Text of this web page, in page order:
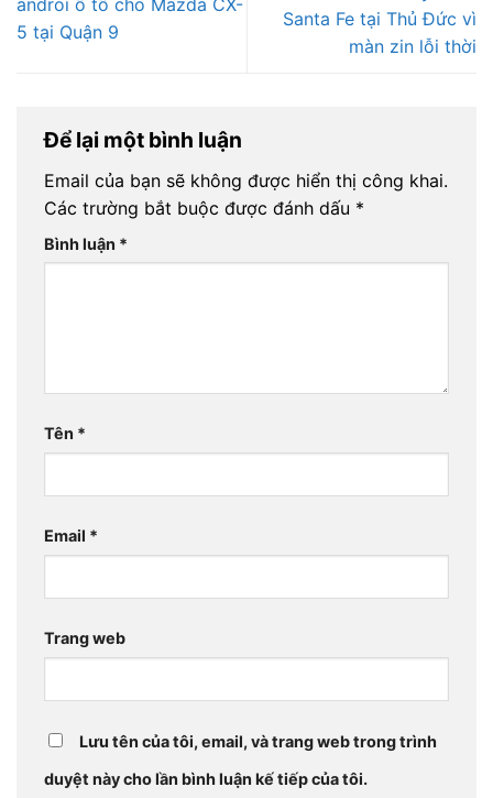
androi ô tô cho Mazda CX-
5 tại Quận 9
Santa Fe tại Thủ Đức vì
màn zin lỗi thời
Để lại một bình luận
Email của bạn sẽ không được hiển thị công khai.
Các trường bắt buộc được đánh dấu *
Bình luận *
Tên *
Email *
Trang web
Lưu tên của tôi, email, và trang web trong trình
duyệt này cho lần bình luận kế tiếp của tôi.